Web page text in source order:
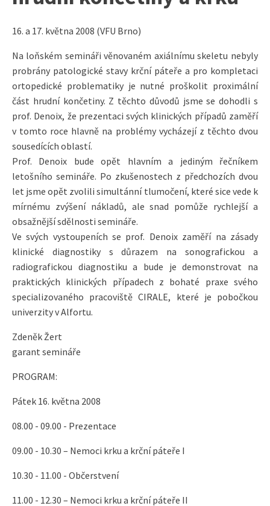
16. a 17. května 2008 (VFU Brno)
Na loňském semináři věnovaném axiálnímu skeletu nebyly
probrány patologické stavy krční páteře a pro kompletaci
ortopedické problematiky je nutné proškolit proximální
část hrudní končetiny. Z těchto důvodů jsme se dohodli s
prof. Denoix, že prezentaci svých klinických případů zaměří
v tomto roce hlavně na problémy vycházejí z těchto dvou
sousedících oblastí.
Prof. Denoix bude opět hlavním a jediným řečníkem
letošního semináře. Po zkušenostech z předchozích dvou
let jsme opět zvolili simultánní tlumočení, které sice vede k
mírnému zvýšení nákladů, ale snad pomůže rychlejší a
obsažnější sdělnosti semináře.
Ve svých vystoupeních se prof. Denoix zaměří na zásady
klinické diagnostiky s důrazem na sonografickou a
radiografickou diagnostiku a bude je demonstrovat na
praktických klinických případech z bohaté praxe svého
specializovaného pracoviště CIRALE, které je pobočkou
univerzity v Alfortu.
Zdeněk Žert
garant semináře
PROGRAM:
Pátek 16. května 2008
08.00 - 09.00 - Prezentace
09.00 - 10.30 – Nemoci krku a krční páteře I
10.30 - 11.00 - Občerstvení
11.00 - 12.30 – Nemoci krku a krční páteře II